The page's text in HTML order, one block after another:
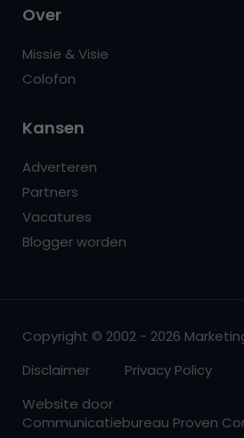
Over
Missie & Visie
Colofon
Kansen
Adverteren
Partners
Vacatures
Blogger worden
Copyright © 2002 - 2026
Disclaimer
Privacy Policy
Website door
Communicatiebureau Proven